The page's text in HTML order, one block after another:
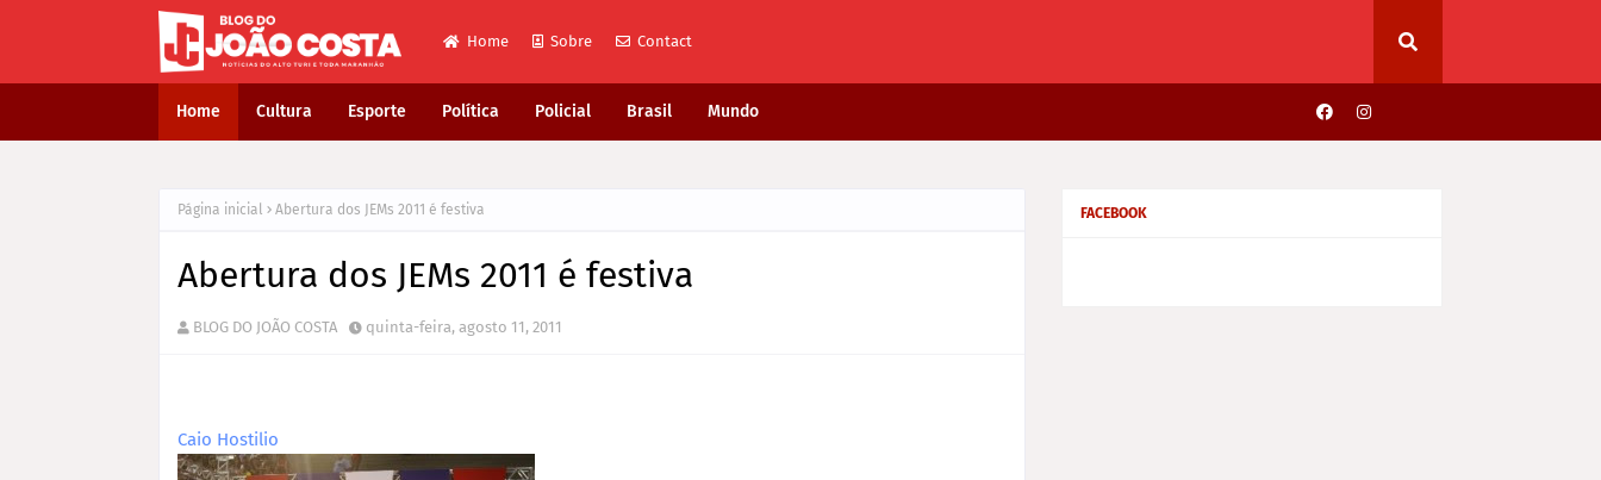
Home Sobre Contact
Home Cultura Esporte Política Policial Brasil Mundo
Página inicial Abertura dos JEMs 2011 é festiva
Abertura dos JEMs 2011 é festiva
BLOG DO JOÃO COSTA quinta-feira, agosto 11, 2011
Caio Hostilio
FACEBOOK